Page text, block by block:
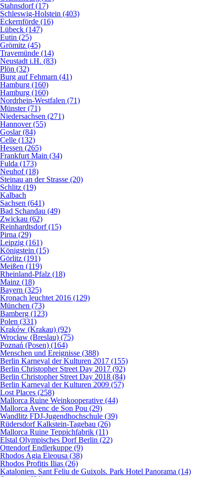
Stahnsdorf (17)
Schleswig-Holstein (403)
Eckernförde (16)
Lübeck (147)
Eutin (25)
Grömitz (45)
Travemünde (14)
Neustadt i.H. (83)
Plön (32)
Burg auf Fehmarn (41)
Hamburg (160)
Hamburg (160)
Nordrhein-Westfalen (71)
Münster (71)
Niedersachsen (271)
Hannover (55)
Goslar (84)
Celle (132)
Hessen (265)
Frankfurt Main (34)
Fulda (173)
Neuhof (18)
Steinau an der Strasse (20)
Schlitz (19)
Kalbach
Sachsen (641)
Bad Schandau (49)
Zwickau (62)
Reinhardtsdorf (15)
Pirna (29)
Leipzig (161)
Königstein (15)
Görlitz (191)
Meißen (119)
Rheinland-Pfalz (18)
Mainz (18)
Bayern (325)
Kronach leuchtet 2016 (129)
München (73)
Bamberg (123)
Polen (331)
Kraków (Krakau) (92)
Wrocław (Breslau) (75)
Poznań (Posen) (164)
Menschen und Ereignisse (388)
Berlin Karneval der Kulturen 2017 (155)
Berlin Christopher Street Day 2017 (92)
Berlin Christopher Street Day 2018 (84)
Berlin Karneval der Kulturen 2009 (57)
Lost Places (258)
Mallorca Ruine Weinkooperative (44)
Mallorca Avenc de Son Pou (29)
Wandlitz FDJ-Jugendhochschule (39)
Rüdersdorf Kalkstein-Tagebau (26)
Mallorca Ruine Teppichfabrik (11)
Elstal Olympisches Dorf Berlin (22)
Ottendorf Endlerkuppe (9)
Rhodos Agia Eleousa (38)
Rhodos Profitis Ilias (26)
Katalonien. Sant Feliu de Guixols. Park Hotel Panorama (14)